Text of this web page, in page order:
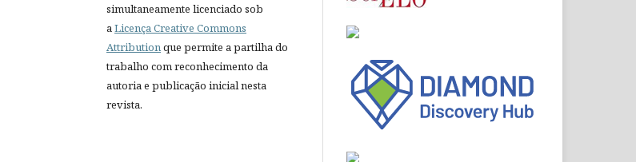
simultaneamente licenciado sob
a Licença Creative Commons
Attribution que permite a partilha do
trabalho com reconhecimento da
autoria e publicação inicial nesta
revista.